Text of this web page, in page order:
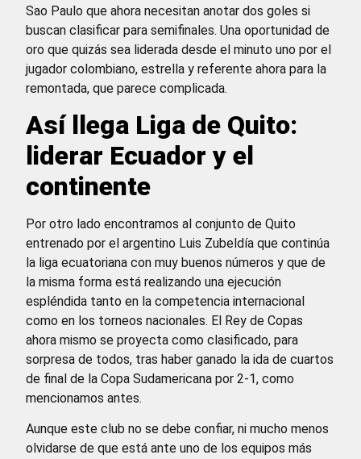
Sao Paulo que ahora necesitan anotar dos goles si
buscan clasificar para semifinales. Una oportunidad de
oro que quizás sea liderada desde el minuto uno por el
jugador colombiano, estrella y referente ahora para la
remontada, que parece complicada.
Así llega Liga de Quito:
liderar Ecuador y el
continente
Por otro lado encontramos al conjunto de Quito
entrenado por el argentino Luis Zubeldía que continúa
la liga ecuatoriana con muy buenos números y que de
la misma forma está realizando una ejecución
espléndida tanto en la competencia internacional
como en los torneos nacionales. El Rey de Copas
ahora mismo se proyecta como clasificado, para
sorpresa de todos, tras haber ganado la ida de cuartos
de final de la Copa Sudamericana por 2-1, como
mencionamos antes.
Aunque este club no se debe confiar, ni mucho menos
olvidarse de que está ante uno de los equipos más